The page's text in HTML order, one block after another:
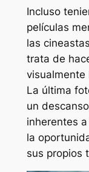
Incluso
películas
las
trata de
visualmente
La última
un
inherentes
la
sus propios